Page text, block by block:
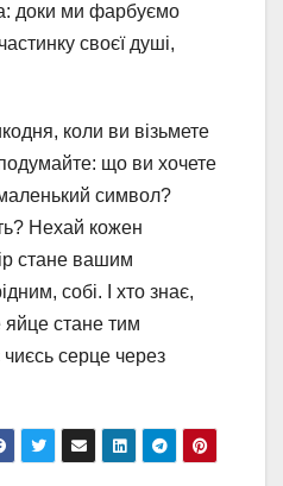
доки ми фарбуємо
своєї душі,
коли ви візьмете
що ви хочете
символ?
Нехай кожен
стане вашим
собі. І хто знає,
стане тим
чиєсь серце через